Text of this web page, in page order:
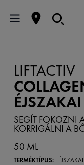
LIFTACTIV
SEGÍT FOKOZNI
KORRIGÁLNI A
50 ML
TERMÉKTÍPUS: